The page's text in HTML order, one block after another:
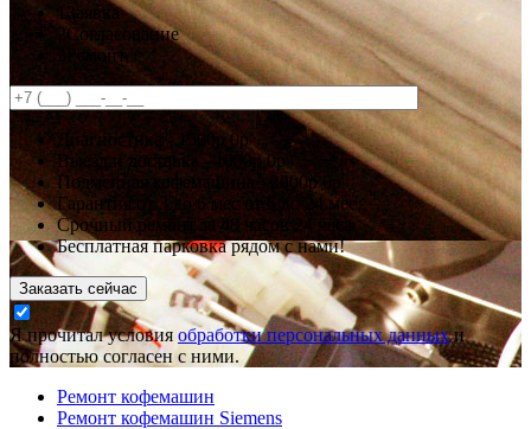
1 Заявка
2Согласование
Ремонт
Диагностика -1500р 0р
Выезд и доставка -
1000р0р
Подменная кофемашина - 2000р0р
Гарантия
от 3 до 6 мес от 6 до 24 мес.
Срочный ремонт за
48 часов
24 часа
Бесплатная парковка рядом с нами!
Заказать сейчас
Я прочитал условия обработки персональных данныхи
полностью согласен с ними.
Ремонт кофемашин
Ремонт кофемашин Siemens